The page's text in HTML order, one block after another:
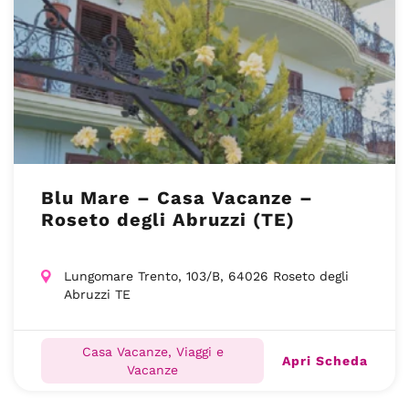
Blu Mare – Casa Vacanze –
Roseto degli Abruzzi (TE)
Lungomare Trento, 103/B, 64026 Roseto degli
Abruzzi TE
Casa Vacanze, Viaggi e
Vacanze
Apri Scheda